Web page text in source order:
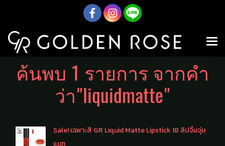
ค้นพบ 1 รายการ จากคำ
ว่า"liquidmatte"
Sale! เฉพาะสี GR Liquid Matte Lipstick 18 ลิปจิ้มจุ่ม
แมท